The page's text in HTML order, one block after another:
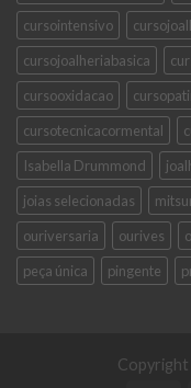
cursointensivo
cursojoalheriabasica
cursooxidacao
cursotecnicacormental
Isabella Drummond
joias selecionadas
ouriversaria
ourives
peça única
pingente